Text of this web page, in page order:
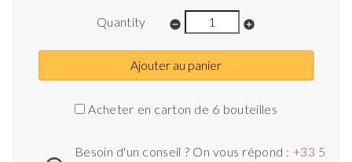
Quantity remove_circle add_circle
Ajouter au panier
Acheter en carton de 6 bouteilles
Besoin d'un conseil ? On vous répond : +33 5